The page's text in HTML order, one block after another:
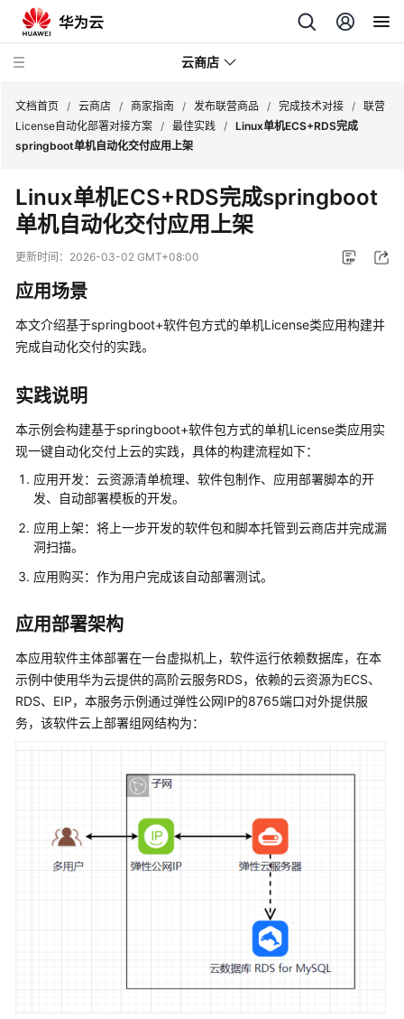
云商店
店
介
用
户
指
南
商
家
指
南
为
什
么
要
入
商
入
驻
云
商
家
文档首页 / 云商店 / 商家指南 / 发布联营商品 / 完成技术对接 / 联营
License自动化部署对接方案 / 最佳实践 / Linux单机ECS+RDS完成
springboot单机自动化交付应用上架
Linux单机ECS+RDS完成springboot
单机自动化交付应用上架
更新时间： 2026-03-02 GMT+08:00
应用场景
本文介绍基于springboot+软件包方式的单机License类应用构建并
完成自动化交付的实践。
实践说明
本示例会构建基于springboot+软件包方式的单机License类应用实
现一键自动化交付上云的实践，具体的构建流程如下：
应用开发：云资源清单梳理、软件包制作、应用部署脚本的开
发、自动部署模板的开发。
应用上架：将上一步开发的软件包和脚本托管到云商店并完成漏
洞扫描。
应用购买：作为用户完成该自动部署测试。
应用部署架构
本应用软件主体部署在一台虚拟机上，软件运行依赖数据库，在本
示例中使用华为云提供的高阶云服务RDS，依赖的云资源为ECS、
RDS、EIP，本服务示例通过弹性公网IP的8765端口对外提供服
务，该软件云上部署组网结构为：